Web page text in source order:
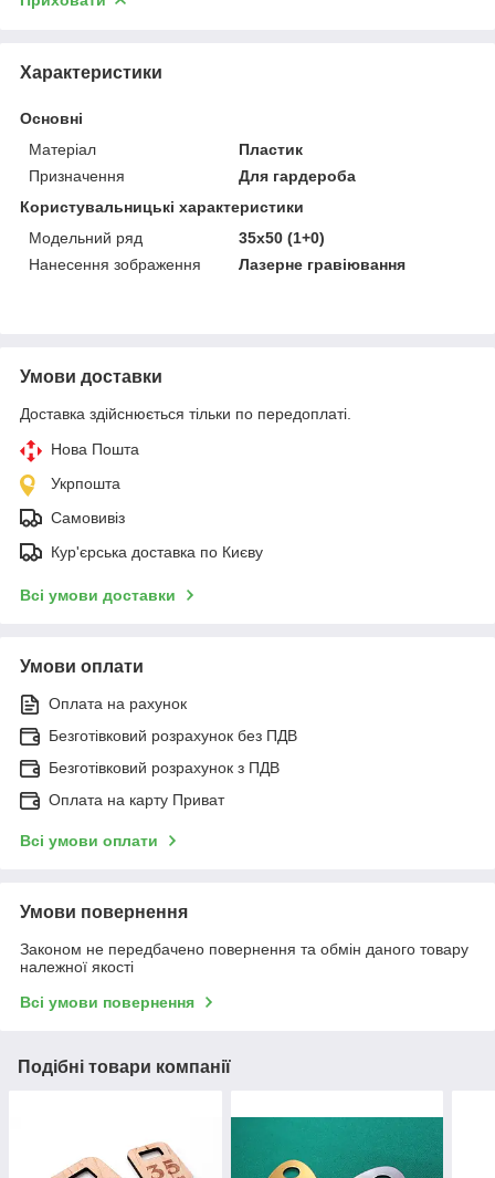
Характеристики
Основні
Матеріал
Пластик
Призначення
Для гардероба
Користувальницькі характеристики
Модельний ряд
35х50 (1+0)
Нанесення зображення
Лазерне гравіювання
Умови доставки
Доставка здійснюється тільки по передоплаті.
Нова Пошта
Укрпошта
Самовивіз
Кур'єрська доставка по Києву
Всі умови доставки
Умови оплати
Оплата на рахунок
Безготівковий розрахунок без ПДВ
Безготівковий розрахунок з ПДВ
Оплата на карту Приват
Всі умови оплати
Умови повернення
Законом не передбачено повернення та обмін даного товару
належної якості
Всі умови повернення
Подібні товари компанії